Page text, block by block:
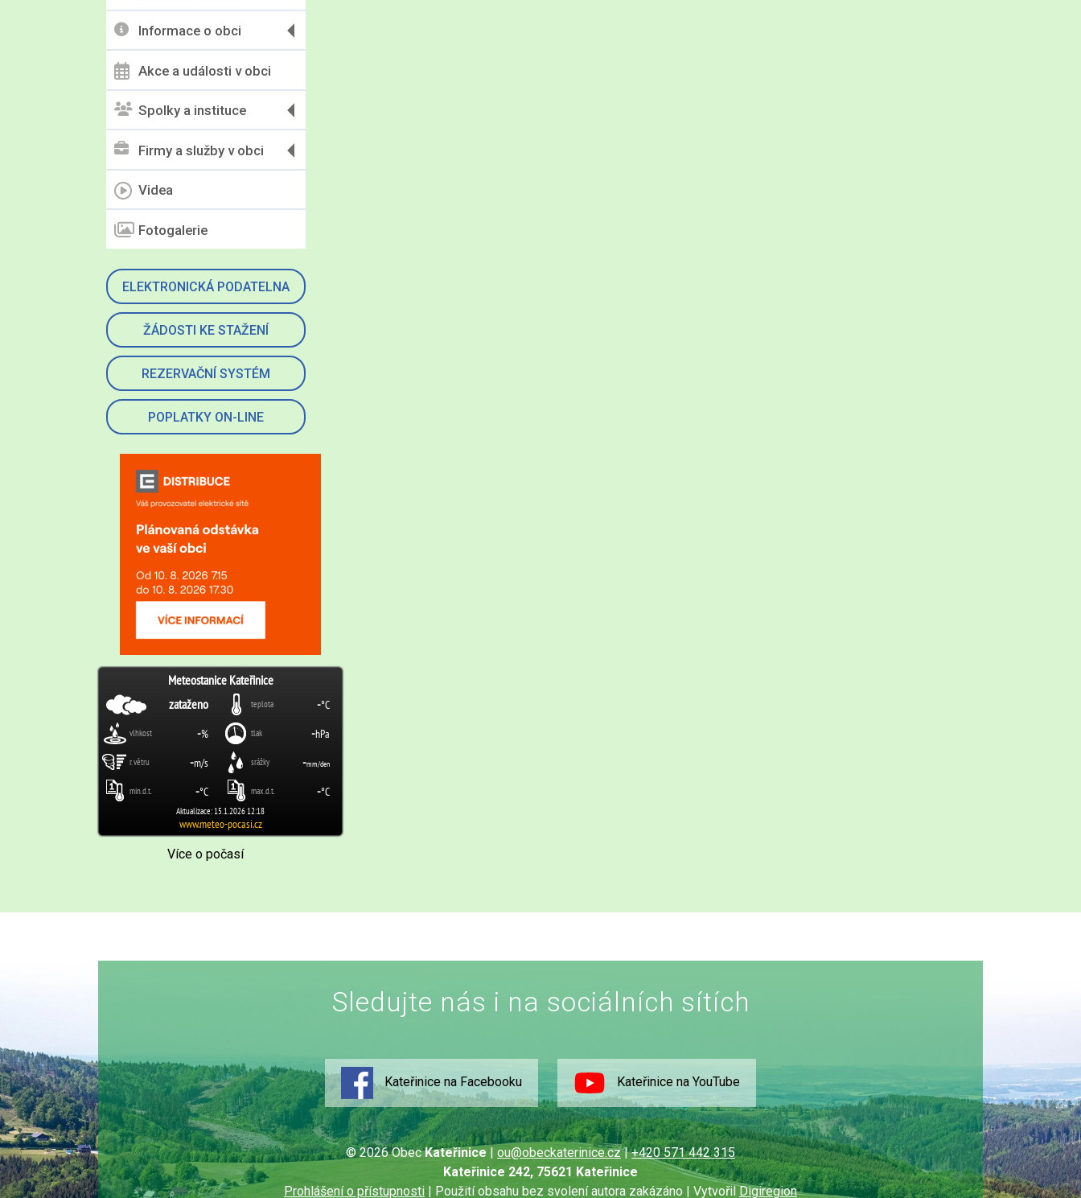
Informace o obci
Akce a události v obci
Spolky a instituce
Firmy a služby v obci
Videa
Fotogalerie
ELEKTRONICKÁ PODATELNA
ŽÁDOSTI KE STAŽENÍ
REZERVAČNÍ SYSTÉM
POPLATKY ON-LINE
Více o počasí
Sledujte nás i na sociálních sítích
Kateřinice na Facebooku Kateřinice na YouTube
© 2026 ObecKateřinice | ou@obeckaterinice.cz|+420 571 442 315
Kateřinice 242, 75621 Kateřinice
Prohlášení o přístupnosti | Použití obsahu bez svolení autora zakázáno | VytvořilDigiregion